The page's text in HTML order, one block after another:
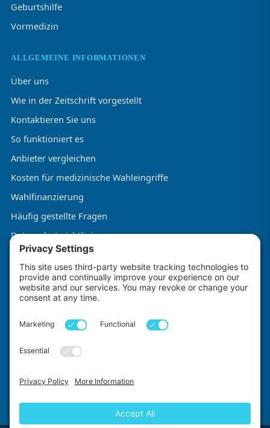
Geburtshilfe
Vormedizin
ALLGEMEINE INFORMATIONEN
Über uns
Wie in der Zeitschrift vorgestellt
Kontaktieren Sie uns
So funktioniert es
Anbieter vergleichen
Kosten für medizinische Wahleingriffe
Wahlfinanzierung
Häufig gestellte Fragen
Datenschutzrichtlinie
Allgemeine Geschäftsbedingungen
Cookie-Richtlinie